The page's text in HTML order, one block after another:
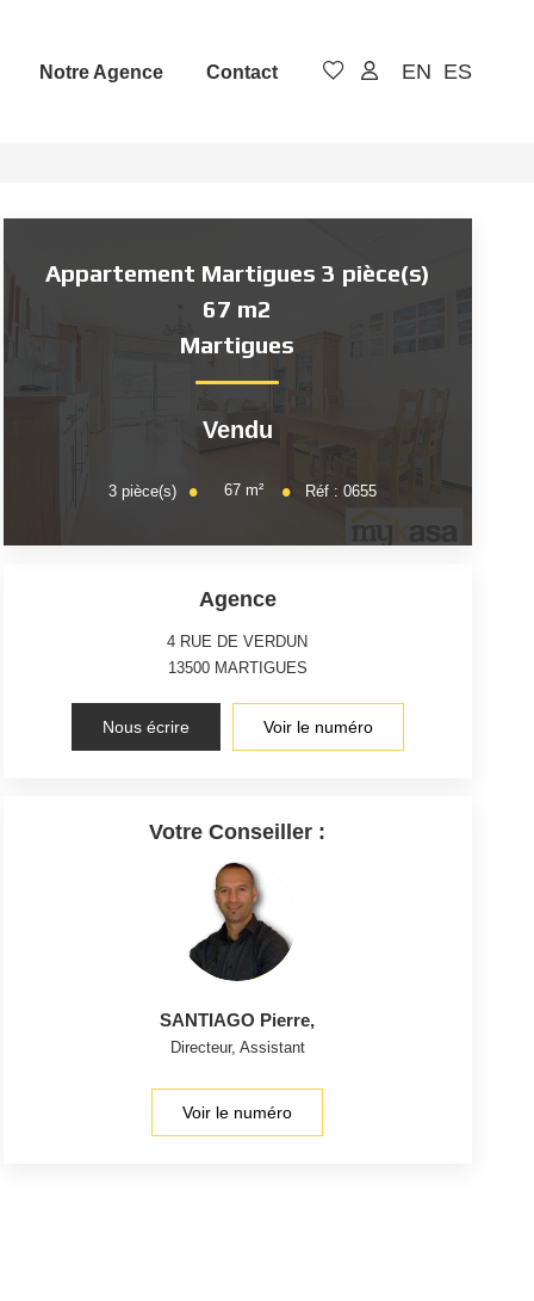
Notre Agence Contact EN ES
Appartement Martigues 3 pièce(s)
67 m2
Martigues
Vendu
3 pièce(s) 67 m² Réf : 0655
Agence
4 RUE DE VERDUN
13500 MARTIGUES
Nous écrire Voir le numéro
Votre Conseiller :
SANTIAGO Pierre,
Directeur, Assistant
Voir le numéro